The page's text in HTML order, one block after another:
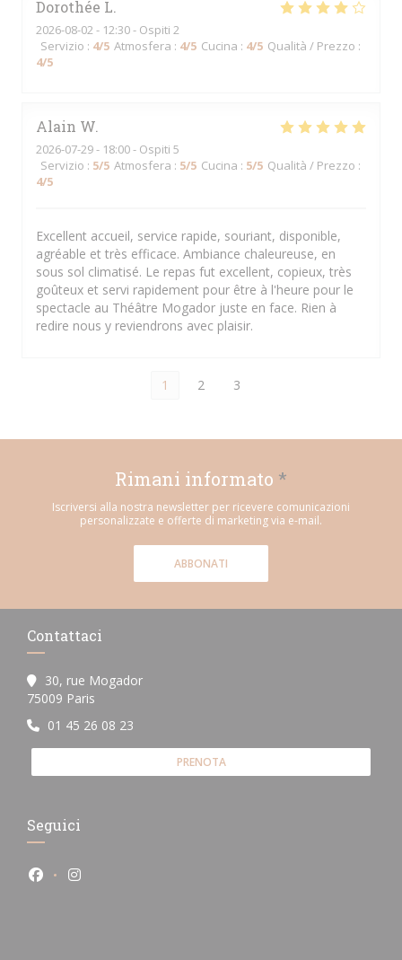
Dorothée L
2026-08-02 - 12:30 - Ospiti 2
Servizio : 4/5 Atmosfera : 4/5 Cucina : 4/5 Qualità / Prezzo :
4/5
Alain W
2026-07-29- 18:00 - Ospiti 5
Servizio : 5/5 Atmosfera : 5/5 Cucina : 5/5 Qualità / Prezzo :
4/5
Excellent accueil, service rapide, souriant, disponible,
agréable et très efficace. Ambiance chaleureuse, en
sous sol climatisé. Le repas fut excellent, copieux, très
goûteux et servi rapidement pour être à l'heure pour le
spectacle au Théâtre Mogador juste en face. Rien à
redire nous y reviendrons avec plaisir.
1 2 3
Rimani informato *
Iscriversi alla nostra newsletter per ricevere comunicazioni
personalizzate e offerte di marketing via e-mail.
ABBONATI
Contattaci
30, rue Mogador
75009 Paris
01 45 26 08 23
PRENOTA
Seguici
Facebook ((apre una nuova finestra))
Instagram ((apre una nuova finestra))